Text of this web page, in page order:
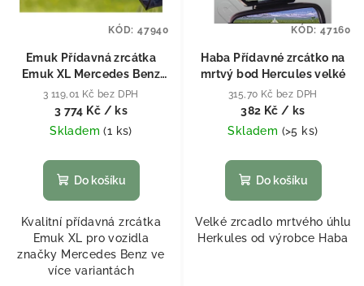
Emuk Přídavná zrcátka
Emuk XL Mercedes Benz
M-Klasse W166 X166
(2011-2015), R-Klasse
W251 (2010-2013), GLE (od
2015)
3 119,01 Kč bez DPH
3 774 Kč / ks
Skladem(1 ks)
Do košíku
Kvalitní přídavná zrcátka
Emuk XL pro vozidla
značky Mercedes Benz ve
více variantách
KÓD: 47940
Haba Přídavné zrcátko na
mrtvý bod Hercules velké
315,70 Kč bez DPH
382 Kč/ ks
Skladem (>5 ks)
Do košíku
Velké zrcadlo mrtvého úhlu
Herkules od výrobce Haba
KÓD: 47160